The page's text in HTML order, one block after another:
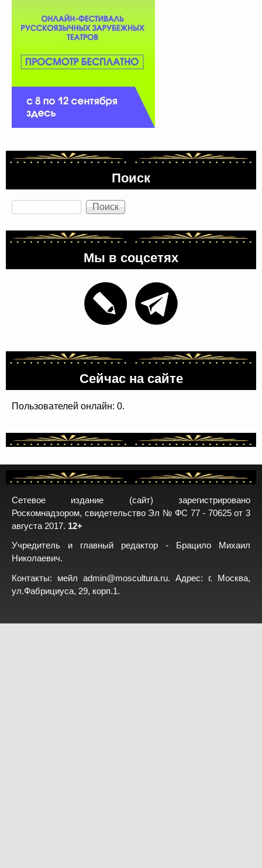
Поиск
Поиск
Мы в соцсетях
Сейчас на сайте
Пользователей онлайн: 0.
Сетевое издание (сайт) зарегистрировано
Роскомнадзором, свидетельство Эл № ФС 77 - 70625 от 3
августа 2017. 12+
Учредитель и главный редактор - Брацило Михаил
Николаевич.
Контакты: мейл admin@moscultura.ru. Адрес: г. Москва,
ул.Фабрициуса, 29, корп.1.